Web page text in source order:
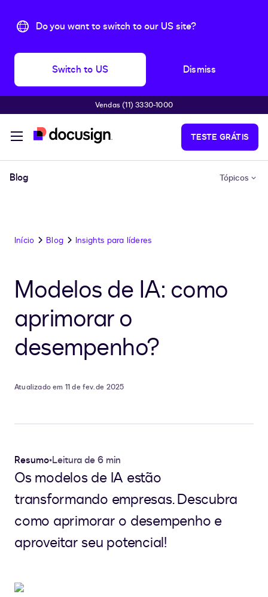
Do you want to switch to our US site?
Switch to US Dismiss
Pular para o conteúdo principal
Vendas (11) 3330-1000
TESTE GRÁTIS
Blog Tópicos
Início Blog Insights para líderes
Modelos de IA: como
aprimorar o
desempenho?
Atualizado em 11 de fev. de 2025
Resumo•Leitura de 6 min
Os modelos de IA estão
transformando empresas. Descubra
como aprimorar o desempenho e
aproveitar seu potencial!